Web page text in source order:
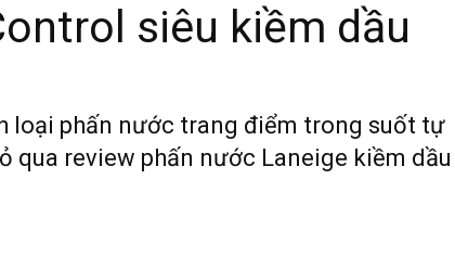
siêu kiềm dầu
loại phấn nước trang điểm trong suốt tự
qua review phấn nước Laneige kiềm dầu